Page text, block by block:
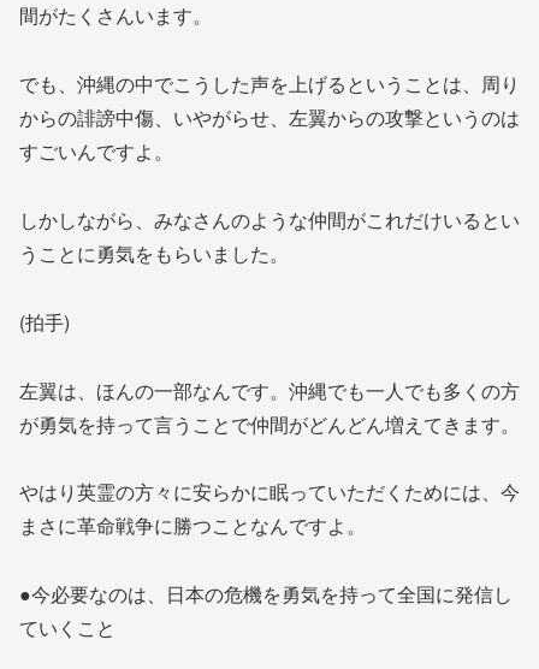
間がたくさんいます。
でも、沖縄の中でこうした声を上げるということは、周り
からの誹謗中傷、いやがらせ、左翼からの攻撃というのは
すごいんですよ。
しかしながら、みなさんのような仲間がこれだけいるとい
うことに勇気をもらいました。
(拍手)
左翼は、ほんの一部なんです。沖縄でも一人でも多くの方
が勇気を持って言うことで仲間がどんどん増えてきます。
やはり英霊の方々に安らかに眠っていただくためには、今
まさに革命戦争に勝つことなんですよ。
●今必要なのは、日本の危機を勇気を持って全国に発信し
ていくこと